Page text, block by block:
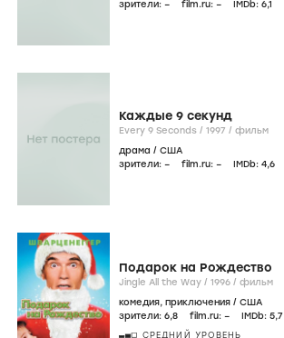
зрители: – film.ru: – IMDb: 6,1
Каждые 9 секунд
Every 9 Seconds / 1997 / фильм
драма / США
зрители: – film.ru: – IMDb: 4,6
Подарок на Рождество
Jingle All the Way / 1996 / фильм
комедия, приключения / США
зрители: 6,8 film.ru: – IMDb: 5,7
СРЕДНИЙ УРОВЕНЬ